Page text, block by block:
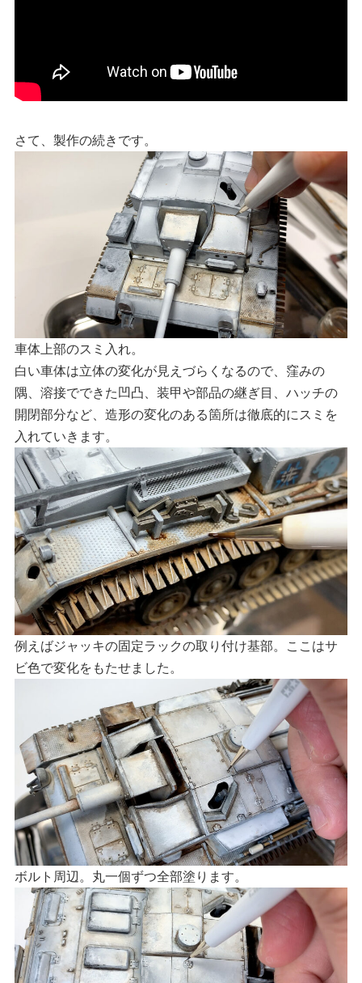
さて、製作の続きです。
車体上部のスミ入れ。
白い車体は立体の変化が見えづらくなるので、窪みの
隅、溶接でできた凹凸、装甲や部品の継ぎ目、ハッチの
開閉部分など、造形の変化のある箇所は徹底的にスミを
入れていきます。
例えばジャッキの固定ラックの取り付け基部。ここはサ
ビ色で変化をもたせました。
ボルト周辺。丸一個ずつ全部塗ります。